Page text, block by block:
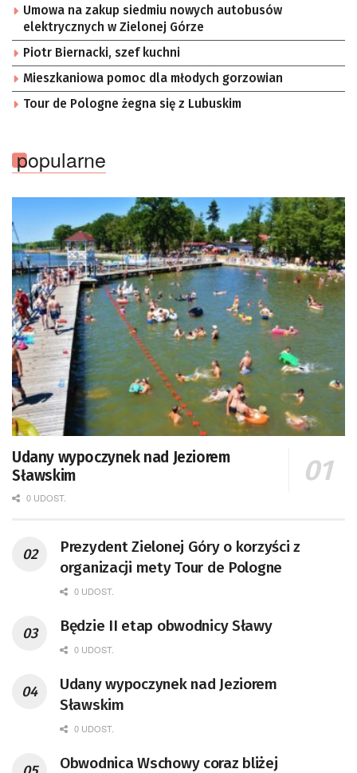
Umowa na zakup siedmiu nowych autobusów
elektrycznych w Zielonej Górze
Piotr Biernacki, szef kuchni
Mieszkaniowa pomoc dla młodych gorzowian
Tour de Pologne żegna się z Lubuskim
popularne
Udany wypoczynek nad Jeziorem
Sławskim
0 UDOST.
Prezydent Zielonej Góry o korzyści z
organizacji mety Tour de Pologne
0 UDOST.
Będzie II etap obwodnicy Sławy
0 UDOST.
Udany wypoczynek nad Jeziorem
Sławskim
0 UDOST.
Obwodnica Wschowy coraz bliżej